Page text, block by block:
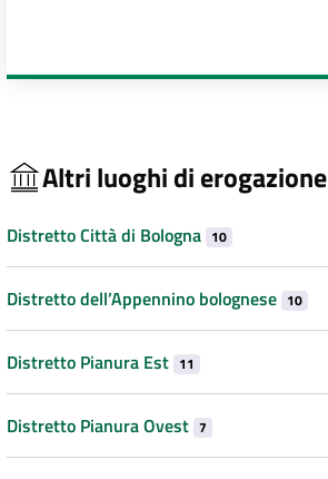
Altri luoghi di erogazione
Distretto Città di Bologna 10
Distretto dell’Appennino bolognese 10
Distretto Pianura Est 11
Distretto Pianura Ovest 7